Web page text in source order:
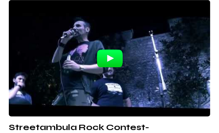
Streetambula Rock Contest-